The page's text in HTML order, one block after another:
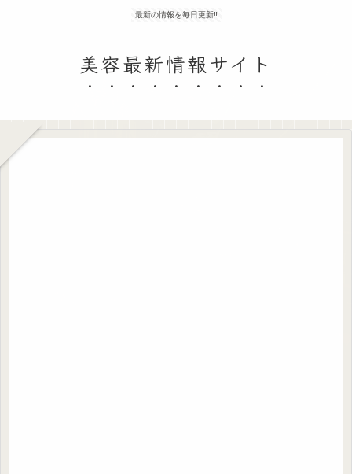
最新の情報を毎日更新‼
美容最新情報サイト